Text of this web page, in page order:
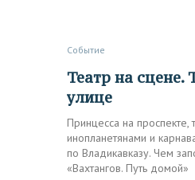
Событие
Театр на сцене. Театр на
улице
Принцесса на проспекте,
инопланетянами и
по Владикавказу. Чем
«Вахтангов. Путь домой»